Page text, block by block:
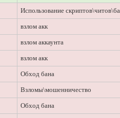
Использование
взлом акк
взлом аккаунта
взлом акк
Обход бана
Взломы\мошенничество
Обход бана